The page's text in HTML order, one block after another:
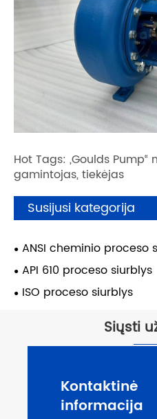
Hot Tags: „Goulds Pump“
gamintojas, tiekėjas
Susijusi kategorija
ANSI cheminio proceso
API 610 proceso siurblys
ISO proceso siurblys
Siųsti
Kontaktinė
informacija